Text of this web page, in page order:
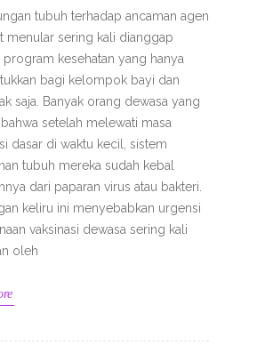
tubuh terhadap ancaman agen
menular sering kali dianggap
program kesehatan yang hanya
bagi kelompok bayi dan
saja. Banyak orang dewasa yang
setelah melewati masa
dasar di waktu kecil, sistem
tubuh mereka sudah kebal
dari paparan virus atau bakteri.
keliru ini menyebabkan urgensi
vaksinasi dewasa sering kali
oleh